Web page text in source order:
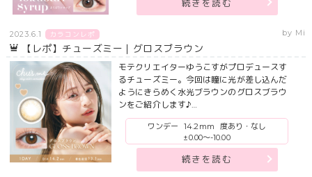
続きを読む
2023.6.1 カラコンレポ by Mi
【レポ】チューズミー｜グロスブラウン
モテクリエイターゆうこすがプロデュースす
るチューズミー。今回は瞳に光が差し込んだ
ようにきらめく水光ブラウンのグロスブラウ
ンをご紹介します♪…
ワンデー 14.2mm
度あり・なし
±0.00～-10.00
続きを読む